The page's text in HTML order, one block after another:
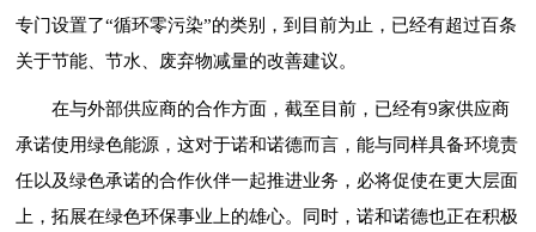
专门设置了“循环零污染”的类别，到目前为止，已经有超过百条
关于节能、节水、废弃物减量的改善建议。
在与外部供应商的合作方面，截至目前，已经有9家供应商
承诺使用绿色能源，这对于诺和诺德而言，能与同样具备环境责
任以及绿色承诺的合作伙伴一起推进业务，必将促使在更大层面
上，拓展在绿色环保事业上的雄心。同时，诺和诺德也正在积极